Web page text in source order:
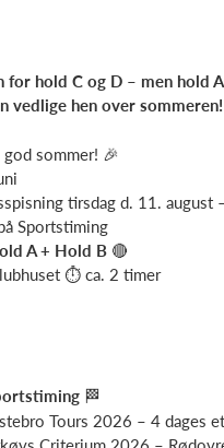
hold C og D – men hold
hen over
sommer! 🎉
tirsdag d. 11.
Sportstiming
A + Hold B 🔴
⏱ ca. 2 timer
🏁
Tours 2026 – 4 dages